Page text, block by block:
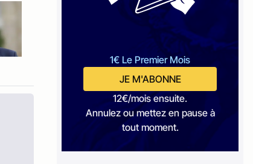
1€ Le Premier Mois
JE M'ABONNE
12€/mois ensuite.
Annulez ou mettez en pause à
tout moment.